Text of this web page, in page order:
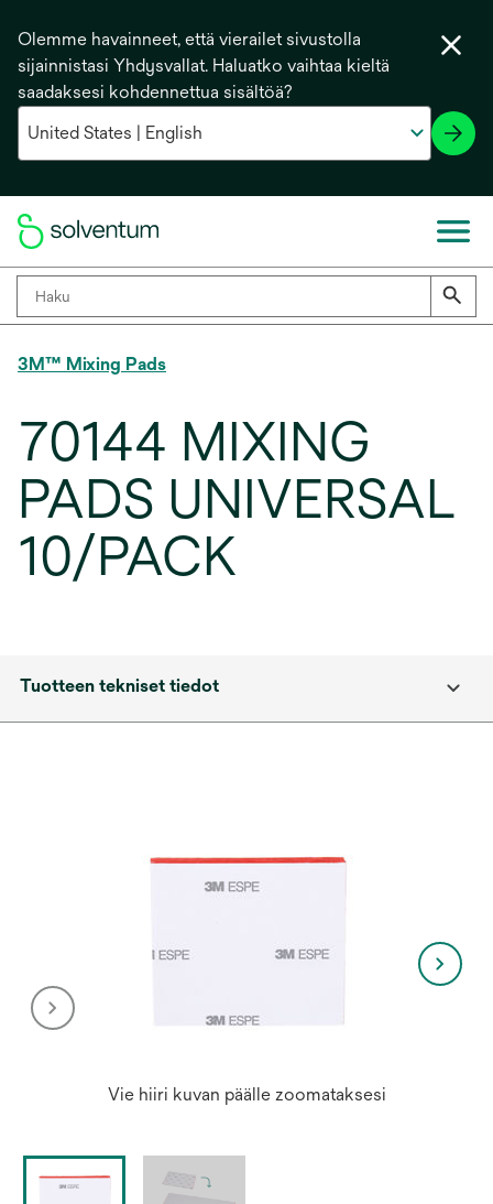
Olemme havainneet, että vierailet sivustolla
sijainnistasi Yhdysvallat. Haluatko vaihtaa kieltä
saadaksesi kohdennettua sisältöä?
3M™ Mixing Pads
70144 MIXING
PADS UNIVERSAL
10/PACK
Tuotteen tekniset tiedot
Vie hiiri kuvan päälle zoomataksesi